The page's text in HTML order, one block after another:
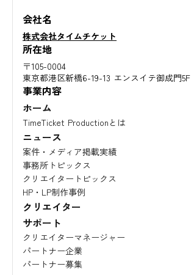
会社名
株式会社タイムチケット
所在地
〒105-0004
東京都港区新橋6-19-13 エンスイテ御成門5F
事業内容
ホーム
TimeTicket Productionとは
ニュース
案件・メディア掲載実績
事務所トピックス
クリエイタートピックス
HP・LP制作事例
クリエイター
サポート
クリエイターマネージャー
パートナー企業
パートナー募集